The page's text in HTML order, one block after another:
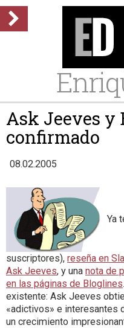
Ask Jeeves y
confirmado
08.02.2005
Ya
suscriptores), reseña en
Ask Jeeves, y una nota de
en las páginas de Bloglines
existente: Ask Jeeves
«adictivos» e interesantes
un crecimiento